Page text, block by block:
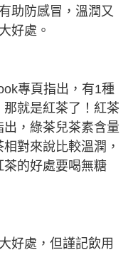
助防感冒，溫潤又
好處。
專頁指出，有1種
就是紅茶了！紅茶
，綠茶兒茶素含量
對來說比較溫潤，
的好處要喝無糖
好處，但謹記飲用